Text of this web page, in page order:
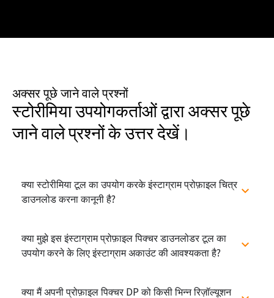
अक्सर पूछे जाने वाले प्रश्नों
स्टोरीमिया उपयोगकर्ताओं द्वारा अक्सर पूछे
जाने वाले प्रश्नों के उत्तर देखें।
क्या स्टोरीमिया टूल का उपयोग करके इंस्टाग्राम प्रोफ़ाइल चित्र
डाउनलोड करना कानूनी है?
क्या मुझे इस इंस्टाग्राम प्रोफ़ाइल पिक्चर डाउनलोडर टूल का
उपयोग करने के लिए इंस्टाग्राम अकाउंट की आवश्यकता है?
क्या मैं अपनी प्रोफ़ाइल पिक्चर DP को किसी भिन्न रिज़ॉल्यूशन